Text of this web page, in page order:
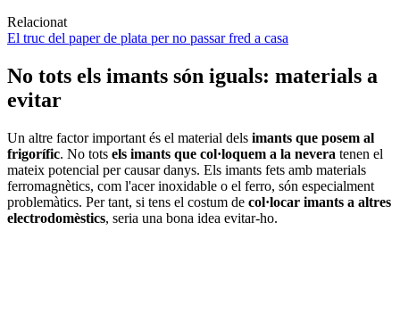
Relacionat
El truc del paper de plata per no passar fred a casa
No tots els imants són iguals: materials a
evitar
Un altre factor important és el material dels imants que posem al
frigorífic. No tots els imants que col·loquem a la nevera tenen el
mateix potencial per causar danys. Els imants fets amb materials
ferromagnètics, com l'acer inoxidable o el ferro, són especialment
problemàtics. Per tant, si tens el costum de col·locar imants a altres
electrodomèstics, seria una bona idea evitar-ho.